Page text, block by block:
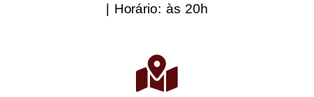
| Horário: às 20h